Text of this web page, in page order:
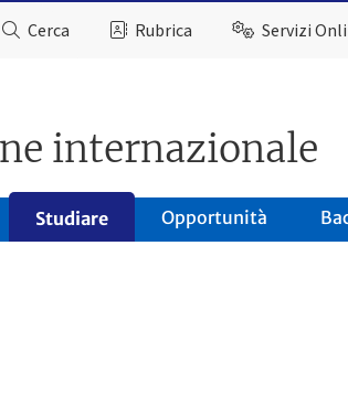
Cerca Rubrica Servizi
internazionale
Studiare Opportunità